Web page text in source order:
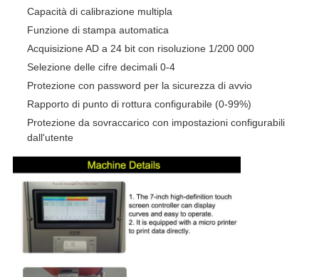
Capacità di calibrazione multipla
Funzione di stampa automatica
Acquisizione AD a 24 bit con risoluzione 1/200 000
Selezione delle cifre decimali 0-4
Protezione con password per la sicurezza di avvio
Rapporto di punto di rottura configurabile (0-99%)
Protezione da sovraccarico con impostazioni configurabili
dall'utente